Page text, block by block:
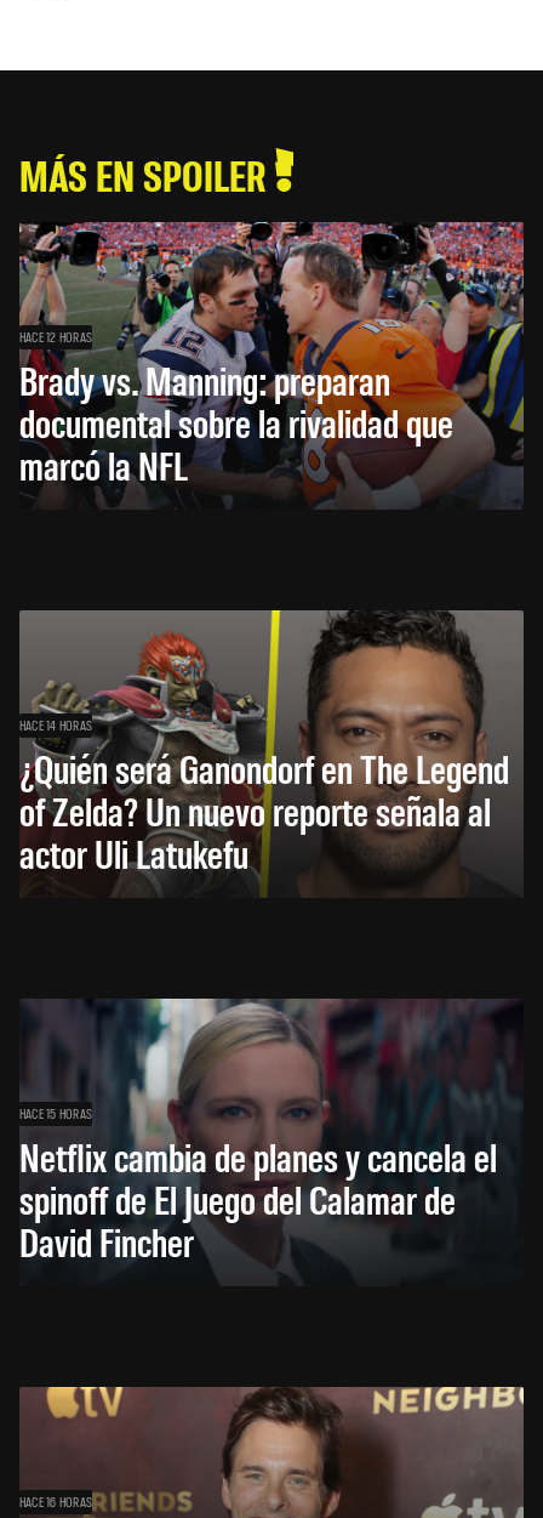
MÁS EN SPOILER
HACE 12 HORAS
Brady vs. Manning: preparan
documental sobre la rivalidad que
marcó la NFL
HACE 14 HORAS
¿Quién será Ganondorf en The Legend
of Zelda? Un nuevo reporte señala al
actor Uli Latukefu
HACE 15 HORAS
Netflix cambia de planes y cancela el
spinoff de El Juego del Calamar de
David Fincher
HACE 16 HORAS